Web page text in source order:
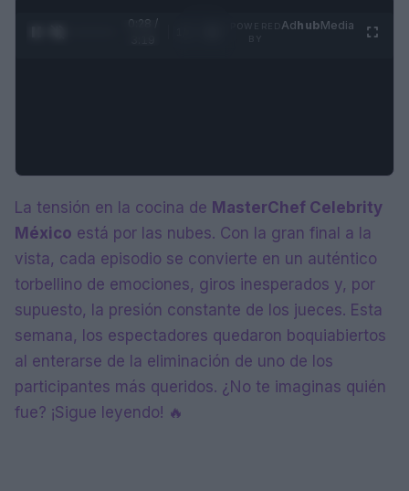
0:28 /
AdhubMedia
La tensión en la cocina de MasterChef Celebrity
México está por las nubes. Con la gran final a la
vista, cada episodio se convierte en un auténtico
torbellino de emociones, giros inesperados y, por
supuesto, la presión constante de los jueces. Esta
semana, los espectadores quedaron boquiabiertos
al enterarse de la eliminación de uno de los
participantes más queridos. ¿No te imaginas quién
fue? ¡Sigue leyendo! 🔥